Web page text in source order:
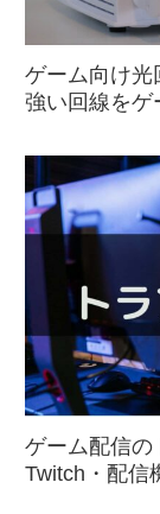
ゲーム向け光
強い回線をゲ
ゲーム配信の
Twitch・配信